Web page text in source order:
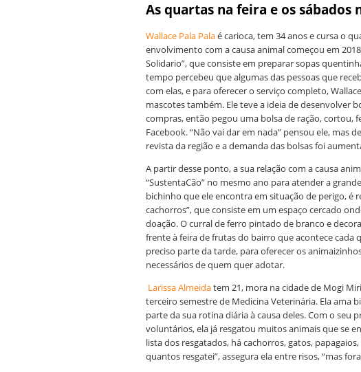
As quartas na feira e os sábados
Wallace Pala Palaé carioca, tem 34 anos e cursa o
envolvimento com a causa animal começou em
Solidario”, que consiste em preparar sopas
tempo percebeu que algumas das pessoas que
com elas, e para oferecer o serviço completo,
mascotes também. Ele teve a ideia de desenvolver
compras, então pegou uma bolsa de ração, cortou,
Facebook. “Não vai dar em nada” pensou ele, mas
revista da região e a demanda das bolsas foi
A partir desse ponto, a sua relação com a causa
“SustentaCão” no mesmo ano para atender a
bichinho que ele encontra em situação de perigo, é
cachorros”, que consiste em um espaço cercado
doação. O curral de ferro pintado de branco e
frente à feira de frutas do bairro que acontece cada
preciso parte da tarde, para oferecer os
necessários de quem quer adotar.
Larissa Almeidatem 21, mora na cidade de Mogi
terceiro semestre de Medicina Veterinária. Ela ama
parte da sua rotina diária à causa deles. Com o seu
voluntários, ela já resgatou muitos animais que se
lista dos resgatados, há cachorros, gatos,
quantos resgatei”, assegura ela entre risos, “mas